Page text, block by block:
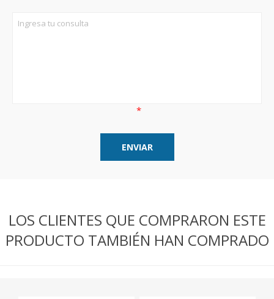
*
LOS CLIENTES QUE COMPRARON ESTE
PRODUCTO TAMBIÉN HAN COMPRADO